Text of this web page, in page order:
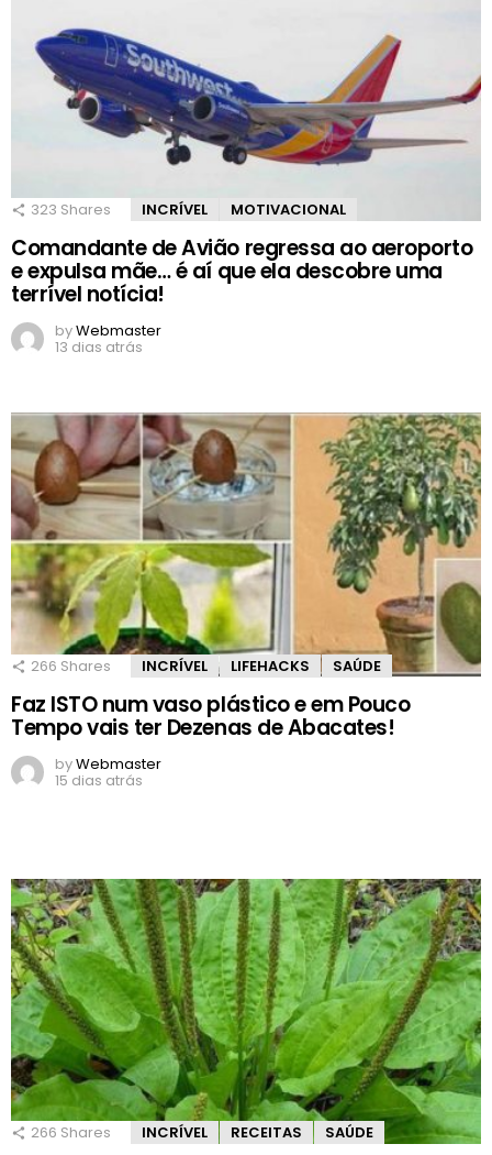
323 Shares INCRÍVEL MOTIVACIONAL
Comandante de Avião regressa ao aeroporto
e expulsa mãe… é aí que ela descobre uma
terrível notícia!
byWebmaster
13 dias atrás
266 Shares INCRÍVEL LIFEHACKS SAÚDE
Faz ISTO num vaso plástico e em Pouco
Tempo vais ter Dezenas de Abacates!
byWebmaster
15 dias atrás
266 Shares INCRÍVEL RECEITAS SAÚDE